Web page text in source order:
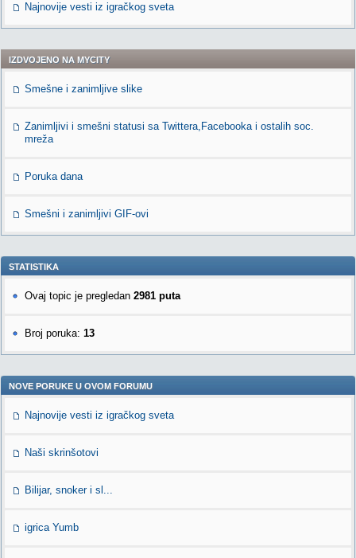
Najnovije vesti iz igračkog sveta
IZDVOJENO NA MYCITY
Smešne i zanimljive slike
Zanimljivi i smešni statusi sa Twittera,Facebooka i ostalih soc.
mreža
Poruka dana
Smešni i zanimljivi GIF-ovi
STATISTIKA
Ovaj topic je pregledan 2981 puta
Broj poruka: 13
NOVE PORUKE U OVOM FORUMU
Najnovije vesti iz igračkog sveta
Naši skrinšotovi
Bilijar, snoker i sl...
igrica Yumb